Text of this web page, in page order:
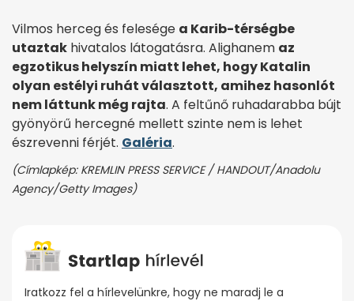
Vilmos herceg és felesége a Karib-térségbe
utaztak hivatalos látogatásra. Alighanem az
egzotikus helyszín miatt lehet, hogy Katalin
olyan estélyi ruhát választott, amihez hasonlót
nem láttunk még rajta. A feltűnő ruhadarabba bújt
gyönyörű hercegné mellett szinte nem is lehet
észrevenni férjét. Galéria.
(Címlapkép: KREMLIN PRESS SERVICE / HANDOUT/Anadolu
Agency/Getty Images)
Iratkozz fel a hírlevelünkre, hogy ne maradj le a